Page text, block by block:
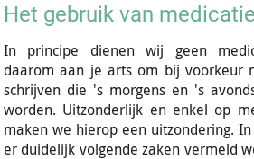
Het gebruik van medicatie
In principe dienen wij geen
daarom aan je arts om bij voorkeur
schrijven die 's morgens en 's
worden. Uitzonderlijk en enkel op
maken we hierop een uitzondering.
er duidelijk volgende zaken vermeld